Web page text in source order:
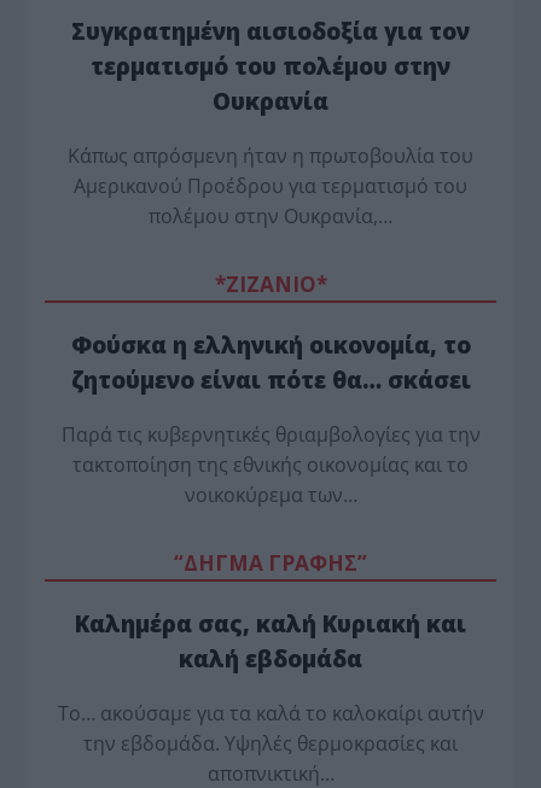
Συγκρατημένη αισιοδοξία για τον
τερματισμό του πολέμου στην
Ουκρανία
Κάπως απρόσμενη ήταν η πρωτοβουλία του
Αμερικανού Προέδρου για τερματισμό του
πολέμου στην Ουκρανία,…
*ZΙΖΑΝΙΟ*
Φούσκα η ελληνική οικονομία, το
ζητούμενο είναι πότε θα… σκάσει
Παρά τις κυβερνητικές θριαμβολογίες για την
τακτοποίηση της εθνικής οικονομίας και το
νοικοκύρεμα των…
“ΔΗΓΜΑ ΓΡΑΦΗΣ”
Καλημέρα σας, καλή Κυριακή και
καλή εβδομάδα
Το… ακούσαμε για τα καλά το καλοκαίρι αυτήν
την εβδομάδα. Υψηλές θερμοκρασίες και
αποπνικτική…